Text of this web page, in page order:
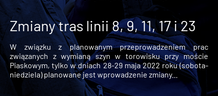
Zmiany tras linii 8, 9, 11, 17 i 23
W związku z planowanym przeprowadzeniem prac
związanych z wymianą szyn w torowisku przy moście
Piaskowym, tylko w dniach 28-29 maja 2022 roku (sobota-
niedziela) planowane jest wprowadzenie zmiany...